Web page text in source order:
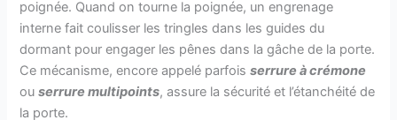
poignée. Quand on tourne la poignée, un engrenage
interne fait coulisser les tringles dans les guides du
dormant pour engager les pênes dans la gâche de la porte.
Ce mécanisme, encore appelé parfois serrure à crémone
ou serrure multipoints, assure la sécurité et l’étanchéité de
la porte.